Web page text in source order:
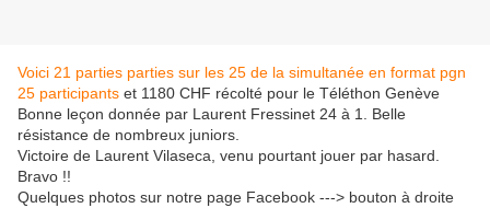
Voici 21 parties parties sur les 25 de la simultanée en format pgn
25 participants et 1180 CHF récolté pour le Téléthon Genève
Bonne leçon donnée par Laurent Fressinet 24 à 1. Belle
résistance de nombreux juniors.
Victoire de Laurent Vilaseca, venu pourtant jouer par hasard.
Bravo !!
Quelques photos sur notre page Facebook ---> bouton à droite